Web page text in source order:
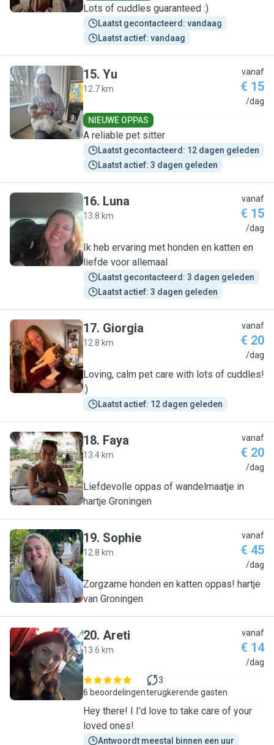
Lots of cuddles guaranteed :)
Laatst gecontacteerd: vandaag
Laatst actief: vandaag
Y
15. Yu
12.7 km
vanaf
€ 15
/dag
NIEUWE OPPAS
A reliable pet sitter
Laatst gecontacteerd: 12 dagen geleden
Laatst actief: 3 dagen geleden
L
16. Luna
13.8 km
vanaf
€ 15
/dag
Ik heb ervaring met honden en katten en
liefde voor allemaal
Laatst gecontacteerd: 3 dagen geleden
Laatst actief: 3 dagen geleden
G
17. Giorgia
12.8 km
vanaf
€ 20
/dag
Loving, calm pet care with lots of cuddles!
:)
Laatst actief: 12 dagen geleden
F
18. Faya
13.4 km
vanaf
€ 20
/dag
Liefdevolle oppas of wandelmaatje in
hartje Groningen
S
19. Sophie
12.8 km
vanaf
€ 45
/dag
Zorgzame honden en katten oppas! hartje
van Groningen
A
20. Areti
13.6 km
vanaf
€ 14
/dag
6 beoordelingen
3
terugkerende gasten
Hey there! I I'd love to take care of your
loved ones!
Antwoordt meestal binnen een uur